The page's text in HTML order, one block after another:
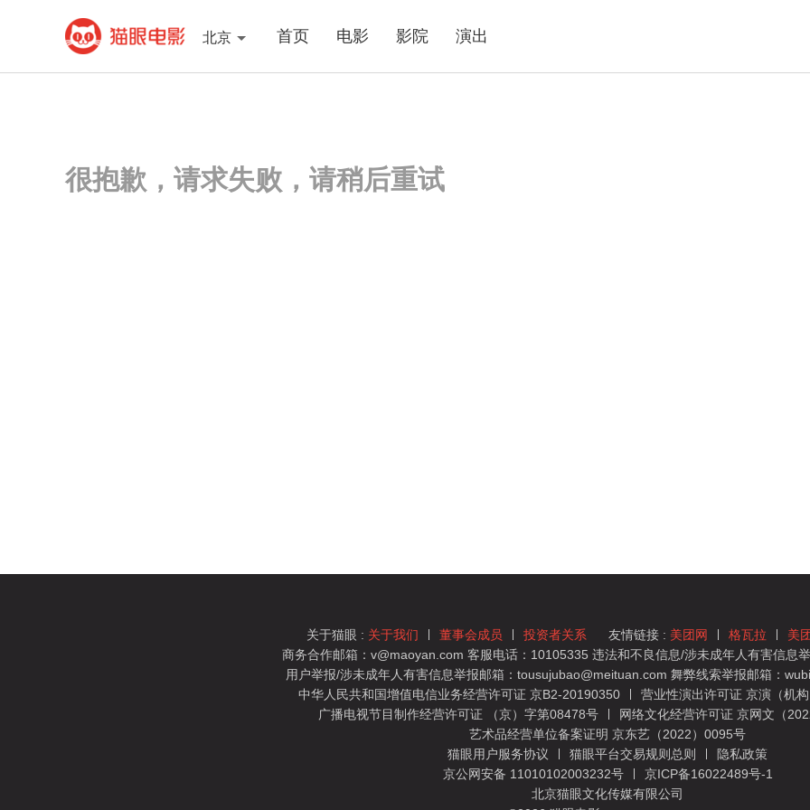
北京 首页 电影 影院 演出
很抱歉，请求失败，请稍后重试
关于猫眼 : 关于我们 董事会成员 投资者关系 友情链接 : 美团网 格瓦拉 美
商务合作邮箱：v@maoyan.com 客服电话：10105335 违法和不良信息/涉未成年人有害信息
用户举报/涉未成年人有害信息举报邮箱：tousujubao@meituan.com 舞弊线索举报邮箱：
中华人民共和国增值电信业务经营许可证 京B2-20190350
营业性演出许可证 京演（机
广播电视节目制作经营许可证 （京）字第08478号
网络文化经营许可证 京网文（
艺术品经营单位备案证明 京东艺（2022）0095号
猫眼用户服务协议
猫眼平台交易规则总则
隐私政策
京公网安备 11010102003232号
京ICP备16022489号-1
北京猫眼文化传媒有限公司